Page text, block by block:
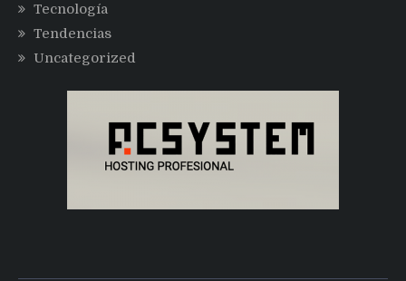
Tecnología
Tendencias
Uncategorized